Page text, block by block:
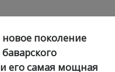
поколение
его самая мощная